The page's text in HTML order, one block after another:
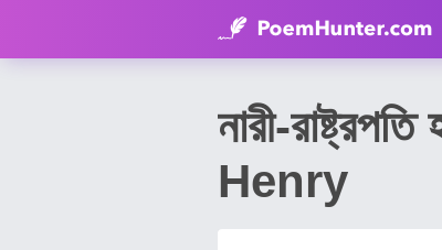
নারী-
Henry